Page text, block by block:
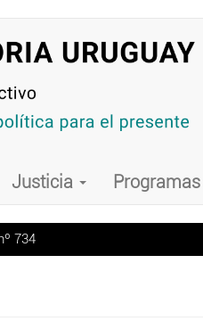
Justicia Programas
734